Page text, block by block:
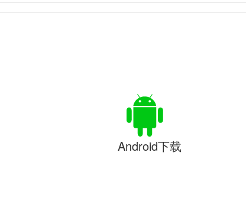
Android下载